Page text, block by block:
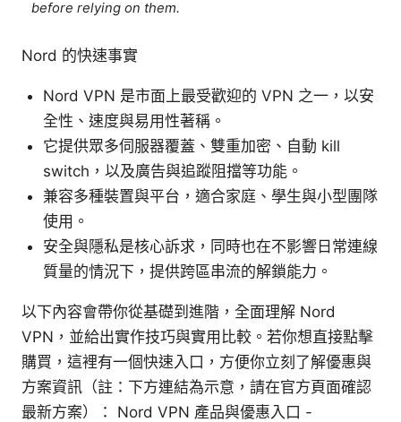
before relying on them.
Nord 的快速事實
Nord VPN 是市面上最受歡迎的 VPN 之一，以安
全性、速度與易用性著稱。
它提供眾多伺服器覆蓋、雙重加密、自動 kill
switch，以及廣告與追蹤阻擋等功能。
兼容多種裝置與平台，適合家庭、學生與小型團隊
使用。
安全與隱私是核心訴求，同時也在不影響日常連線
質量的情況下，提供跨區串流的解鎖能力。
以下內容會帶你從基礎到進階，全面理解 Nord
VPN，並給出實作技巧與實用比較。若你想直接點擊
購買，這裡有一個快速入口，方便你立刻了解優惠與
方案資訊（註：下方連結為示意，請在官方頁面確認
最新方案）： Nord VPN 產品與優惠入口 -